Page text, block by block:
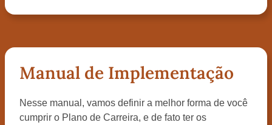
Manual de Implementação
Nesse manual, vamos definir a melhor forma de você
cumprir o Plano de Carreira, e de fato ter os